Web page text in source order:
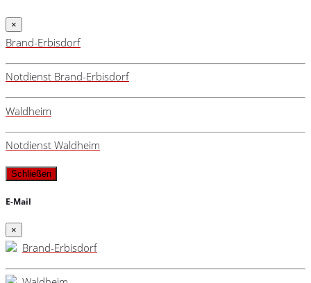
×
Brand-Erbisdorf
Notdienst Brand-Erbisdorf
Waldheim
Notdienst Waldheim
Schließen
E-Mail
×
Brand-Erbisdorf